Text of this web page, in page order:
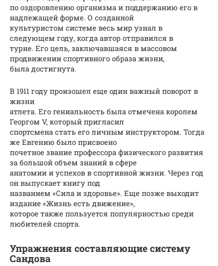
по оздоровлению организма и поддержанию его в
надлежащей форме. О созданной
культуристом системе весь мир узнал в
следующем году, когда автор отправился в
турне. Его цель, заключавшаяся в массовом
продвижении спортивного образа жизни,
была достигнута.
В 1911 году произошел еще один важный поворот в
жизни
атлета. Его гениальность была отмечена королем
Георгом V, который пригласил
спортсмена стать его личным инструктором. Тогда
же Евгению было присвоено
почетное звание профессора физического развития
за большой объем знаний в сфере
анатомии и успехов в спортивной жизни. Через год
он выпускает книгу под
названием «Сила и здоровье». Еще позже выходит
издание «Жизнь есть движение»,
которое также пользуется популярностью среди
любителей спорта.
Упражнения составляющие систему
Сандова